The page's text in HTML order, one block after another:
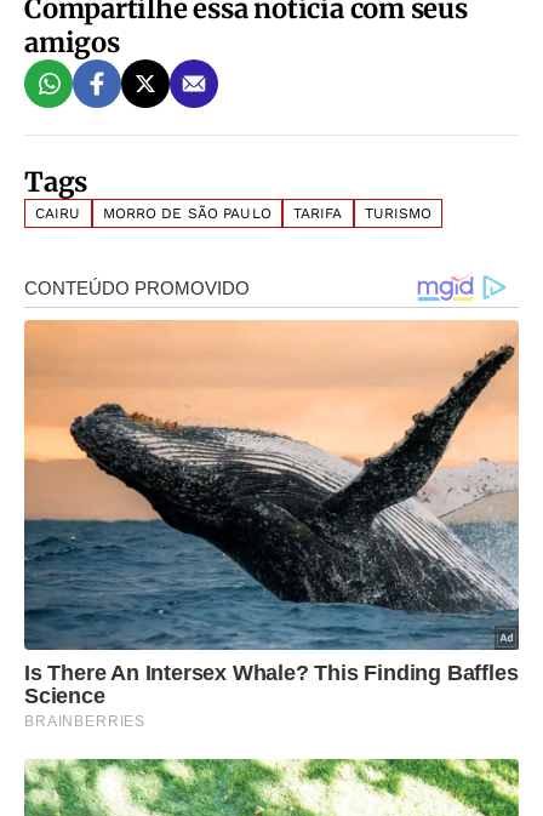
Compartilhe essa notícia com seus
amigos
Tags
CAIRU MORRO DE SÃO PAULO TARIFA TURISMO